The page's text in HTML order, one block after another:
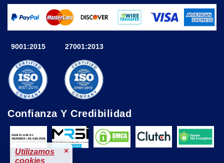
9001:2015 27001:2013
Confianza Y Credibilidad
Utilizamos
cookies
×